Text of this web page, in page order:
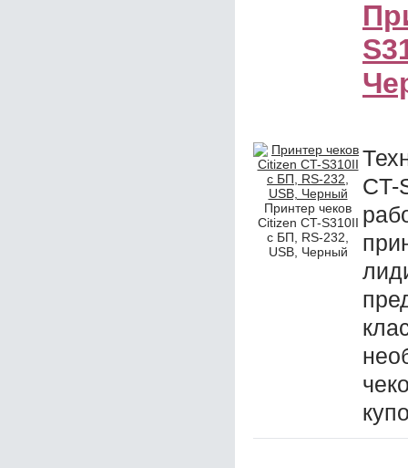
Принтер чеков
Citizen CT-S310II
с БП, RS-232,
USB, Черный